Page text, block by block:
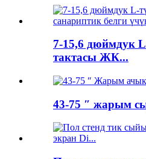
7-15,6 дюймдук
тактасы ЖК...
43-75 ″ жарым